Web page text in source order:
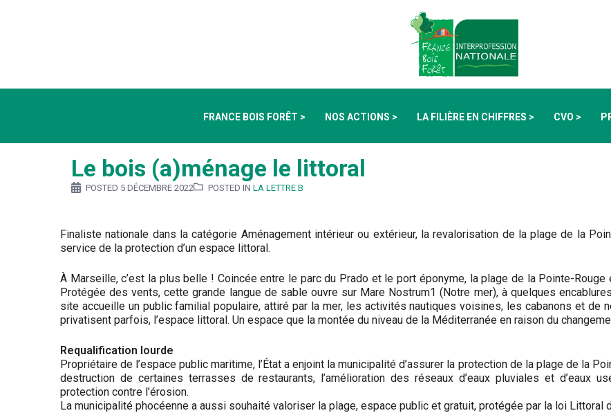
FRANCE BOIS FORÊT > NOS ACTIONS > LA FILIÈRE EN CHIFFRES > CVO >
Le bois (a)ménage le littoral
POSTED 5 DÉCEMBRE 2022 POSTED IN LA LETTRE B
Finaliste nationale dans la catégorie Aménagement intérieur ou extérieur, la revalorisation de la plage de la
service de la protection d’un espace littoral.
À Marseille, c’est la plus belle ! Coincée entre le parc du Prado et le port éponyme, la plage de la Pointe-
Protégée des vents, cette grande langue de sable ouvre sur Mare Nostrum1 (Notre mer), à quelques
site accueille un public familial populaire, attiré par la mer, les activités nautiques voisines, les cabanons et de
privatisent parfois, l’espace littoral. Un espace que la montée du niveau de la Méditerranée en raison du
Requalification lourde
Propriétaire de l’espace public maritime, l’État a enjoint la municipalité d’assurer la protection de la plage de la
destruction de certaines terrasses de restaurants, l’amélioration des réseaux d’eaux pluviales et d’eaux
protection contre l’érosion.
La municipalité phocéenne a aussi souhaité valoriser la plage, espace public et gratuit, protégée par la loi Littoral